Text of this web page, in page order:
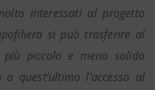
interessati al progetto
si può trasferire al
più piccolo e meno solido
quest’ultimo l’accesso al